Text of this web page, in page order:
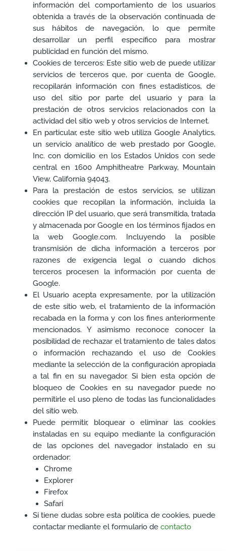
información del comportamiento de los usuarios
obtenida a través de la observación continuada de
sus hábitos de navegación, lo que permite
desarrollar un perfil específico para mostrar
publicidad en función del mismo.
Cookies de terceros: Este sitio web de puede utilizar
servicios de terceros que, por cuenta de Google,
recopilarán información con fines estadísticos, de
uso del sitio por parte del usuario y para la
prestación de otros servicios relacionados con la
actividad del sitio web y otros servicios de Internet.
En particular, este sitio web utiliza Google Analytics,
un servicio analítico de web prestado por Google,
Inc. con domicilio en los Estados Unidos con sede
central en 1600 Amphitheatre Parkway, Mountain
View, California 94043.
Para la prestación de estos servicios, se utilizan
cookies que recopilan la información, incluida la
dirección IP del usuario, que será transmitida, tratada
y almacenada por Google en los términos fijados en
la web Google.com. Incluyendo la posible
transmisión de dicha información a terceros por
razones de exigencia legal o cuando dichos
terceros procesen la información por cuenta de
Google.
El Usuario acepta expresamente, por la utilización
de este sitio web, el tratamiento de la información
recabada en la forma y con los fines anteriormente
mencionados. Y asimismo reconoce conocer la
posibilidad de rechazar el tratamiento de tales datos
o información rechazando el uso de Cookies
mediante la selección de la configuración apropiada
a tal fin en su navegador. Si bien esta opción de
bloqueo de Cookies en su navegador puede no
permitirle el uso pleno de todas las funcionalidades
del sitio web.
Puede permitir, bloquear o eliminar las cookies
instaladas en su equipo mediante la configuración
de las opciones del navegador instalado en su
ordenador:
Chrome
Explorer
Firefox
Safari
Si tiene dudas sobre esta política de cookies, puede
contactar mediante el formulario de contacto